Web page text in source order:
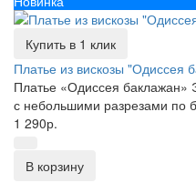
Купить в 1 клик
Платье из вискозы "Одиссея
Платье «Одиссея баклажан»
с небольшими разрезами по
1 290р.
В корзину